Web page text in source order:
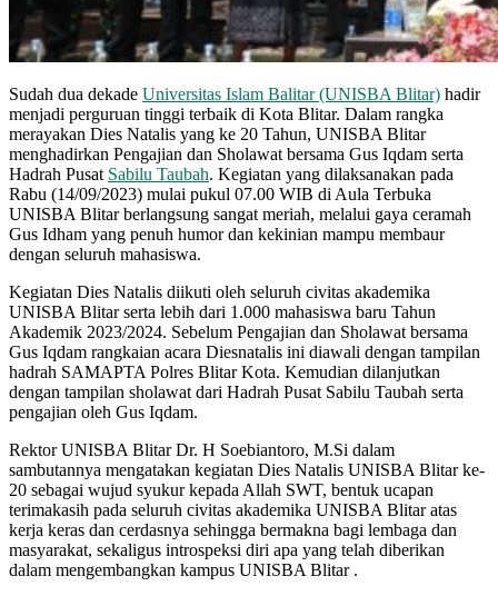
Sudah dua dekade Universitas Islam Balitar (UNISBA Blitar) hadir
menjadi perguruan tinggi terbaik di Kota Blitar. Dalam rangka
merayakan Dies Natalis yang ke 20 Tahun, UNISBA Blitar
menghadirkan Pengajian dan Sholawat bersama Gus Iqdam serta
Hadrah Pusat Sabilu Taubah. Kegiatan yang dilaksanakan pada
Rabu (14/09/2023) mulai pukul 07.00 WIB di Aula Terbuka
UNISBA Blitar berlangsung sangat meriah, melalui gaya ceramah
Gus Idham yang penuh humor dan kekinian mampu membaur
dengan seluruh mahasiswa.
Kegiatan Dies Natalis diikuti oleh seluruh civitas akademika
UNISBA Blitar serta lebih dari 1.000 mahasiswa baru Tahun
Akademik 2023/2024. Sebelum Pengajian dan Sholawat bersama
Gus Iqdam rangkaian acara Diesnatalis ini diawali dengan tampilan
hadrah SAMAPTA Polres Blitar Kota. Kemudian dilanjutkan
dengan tampilan sholawat dari Hadrah Pusat Sabilu Taubah serta
pengajian oleh Gus Iqdam.
Rektor UNISBA Blitar Dr. H Soebiantoro, M.Si dalam
sambutannya mengatakan kegiatan Dies Natalis UNISBA Blitar ke-
20 sebagai wujud syukur kepada Allah SWT, bentuk ucapan
terimakasih pada seluruh civitas akademika UNISBA Blitar atas
kerja keras dan cerdasnya sehingga bermakna bagi lembaga dan
masyarakat, sekaligus introspeksi diri apa yang telah diberikan
dalam mengembangkan kampus UNISBA Blitar .